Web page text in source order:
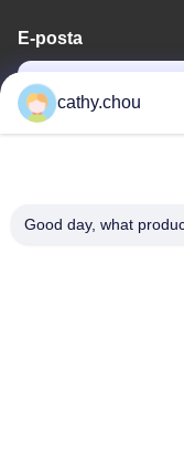
E-posta
cathy.chou
Good day, what